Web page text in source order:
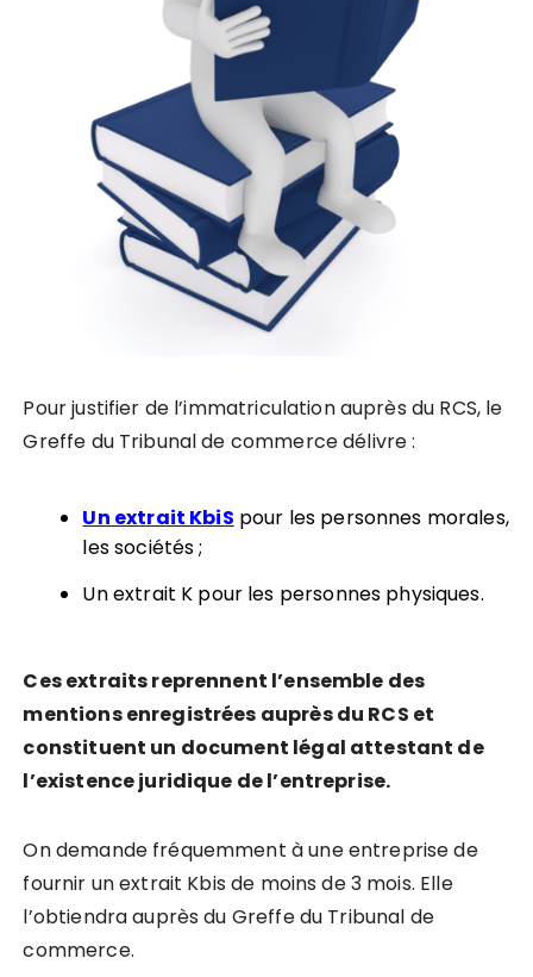
Pour justifier de l’immatriculation auprès du RCS, le
Greffe du Tribunal de commerce délivre :
Un extrait KbiS pour les personnes morales,
les sociétés ;
Un extrait K pour les personnes physiques.
Ces extraits reprennent l’ensemble des
mentions enregistrées auprès du RCS et
constituent un document légal attestant de
l’existence juridique de l’entreprise.
On demande fréquemment à une entreprise de
fournir un extrait Kbis de moins de 3 mois. Elle
l’obtiendra auprès du Greffe du Tribunal de
commerce.